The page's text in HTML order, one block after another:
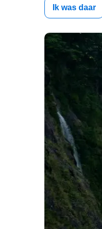
Ik was daar